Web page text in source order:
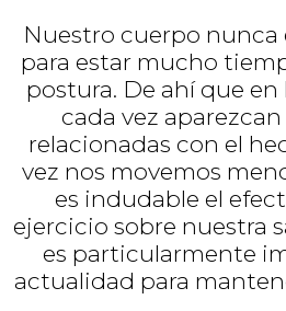
Nuestro cuerpo nunca
para estar mucho
postura. De ahí que
cada vez
relacionadas con el
vez nos movemos
es indudable el
ejercicio sobre nuestra
es particularmente
actualidad para